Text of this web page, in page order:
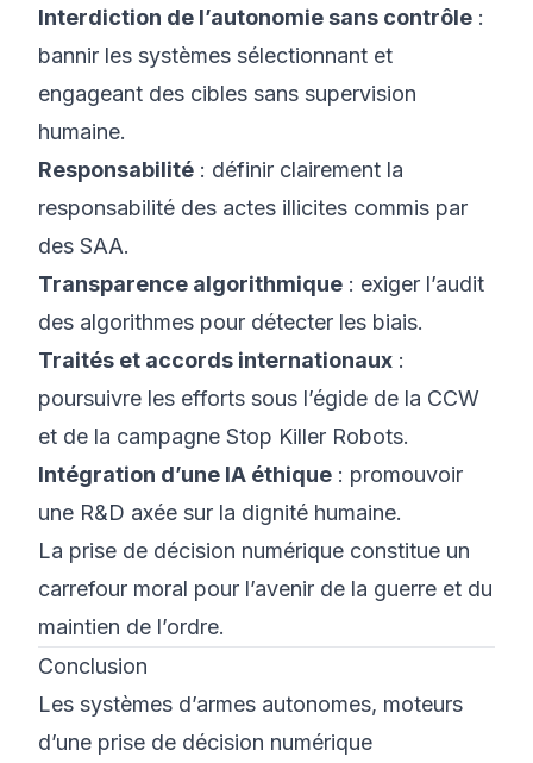
Interdiction de l’autonomie sans contrôle :
bannir les systèmes sélectionnant et
engageant des cibles sans supervision
humaine.
Responsabilité : définir clairement la
responsabilité des actes illicites commis par
des SAA.
Transparence algorithmique : exiger l’audit
des algorithmes pour détecter les biais.
Traités et accords internationaux :
poursuivre les efforts sous l’égide de la CCW
et de la campagne Stop Killer Robots.
Intégration d’une IA éthique : promouvoir
une R&D axée sur la dignité humaine.
La prise de décision numérique constitue un
carrefour moral pour l’avenir de la guerre et du
maintien de l’ordre.
Conclusion
Les systèmes d’armes autonomes, moteurs
d’une prise de décision numérique